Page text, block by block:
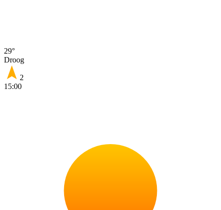
29°
Droog
2
15:00